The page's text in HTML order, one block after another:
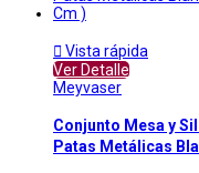
 Vista rápida
Ver Detalle
Meyvaser
Conjunto Mesa y
Patas Metálicas